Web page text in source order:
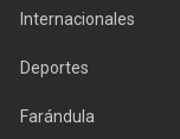
Internacionales
Deportes
Farándula